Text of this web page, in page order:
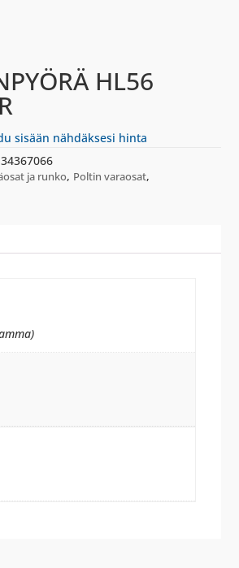
HL56
sisään nähdäksesi hinta
34367066
ja runko, Poltin varaosat,